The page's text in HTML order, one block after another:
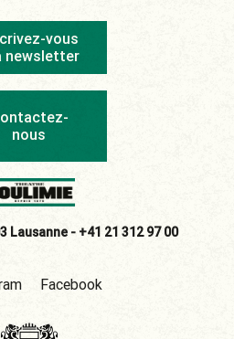
vous
newsletter
nous
Lausanne - +41 21 312 97 00
Facebook